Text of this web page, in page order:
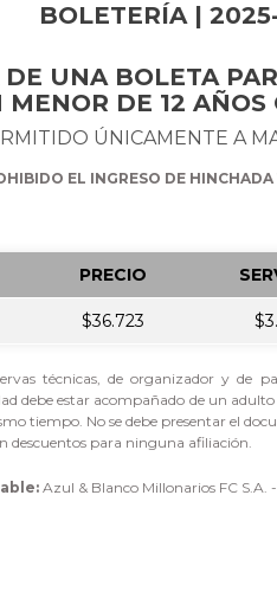
BOLETERÍA |
DE UNA BOLETA
MENOR DE 12 AÑOS
ÚNICAMENTE A
EL INGRESO DE
PRECIO
$36.723
técnicas, de organizador y de
debe estar acompañado de un
tiempo. No se debe presentar el
descuentos para ninguna afiliación.
Azul & Blanco Millonarios FC S.A.